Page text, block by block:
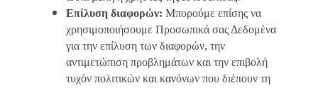
Επίλυση διαφορών: Μπορούμε επίσης να
χρησιμοποιήσουμε Προσωπικά σας Δεδομένα
για την επίλυση των διαφορών, την
αντιμετώπιση προβλημάτων και την επιβολή
τυχόν πολιτικών και κανόνων που διέπουν τη